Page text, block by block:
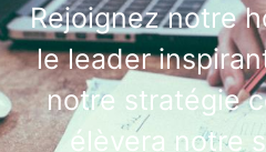
Rejoignez notre
le leader
notre stratégie
élèvera notre